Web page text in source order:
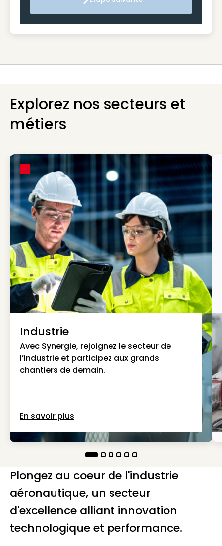
Etape suivante
Explorez nos secteurs et
métiers
Industrie
Avec Synergie, rejoignez le secteur de
l’industrie et participez aux grands
chantiers de demain.
En savoir plus
Plongez au coeur de l'industrie
aéronautique, un secteur
d'excellence alliant innovation
technologique et performance.